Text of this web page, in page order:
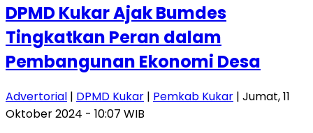
DPMD Kukar Ajak Bumdes
Tingkatkan Peran dalam
Pembangunan Ekonomi Desa
Advertorial | DPMD Kukar | Pemkab Kukar | Jumat, 11
Oktober 2024 - 10:07 WIB